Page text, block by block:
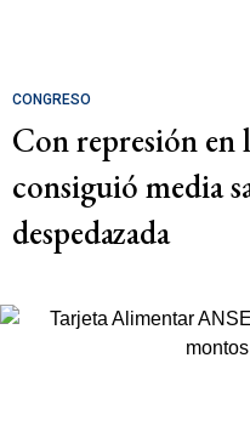
CONGRESO
Con represión en
consiguió media
despedazada